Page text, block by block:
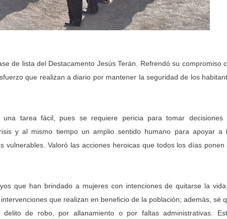
de lista del Destacamento Jesús Terán. Refrendó su compromiso
que realizan a diario por mantener la seguridad de los
tarea fácil, pues se requiere pericia para tomar decisiones
y al mismo tiempo un amplio sentido humano para apoyar a
vulnerables. Valoró las acciones heroicas que todos los días ponen
que han brindado a mujeres con intenciones de quitarse la
que realizan en beneficio de la población; además, sé
de robo, por allanamiento o por faltas administrativas.